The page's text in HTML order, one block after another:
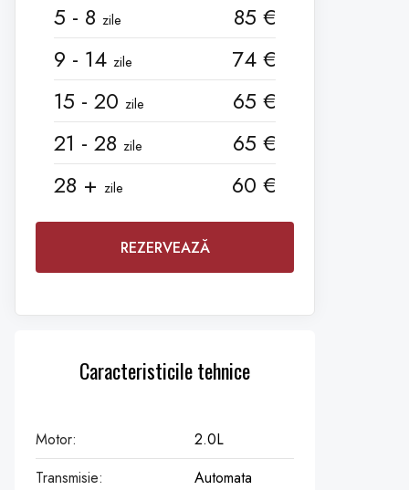
5 - 8 zile
85 €
9 - 14 zile
74 €
15 - 20 zile
65 €
21 - 28 zile
65 €
28 + zile 60 €
REZERVEAZĂ
Caracteristicile tehnice
Motor:
2.0L
Transmisie:
Automata